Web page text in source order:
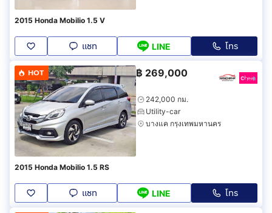
2015 Honda Mobilio 1.5 V
แชท LINE โทร
HOT ฿ 269,000
242,000 กม.
Utility-car
บางแค กรุงเทพมหานคร
2015 Honda Mobilio 1.5 RS
แชท LINE โทร